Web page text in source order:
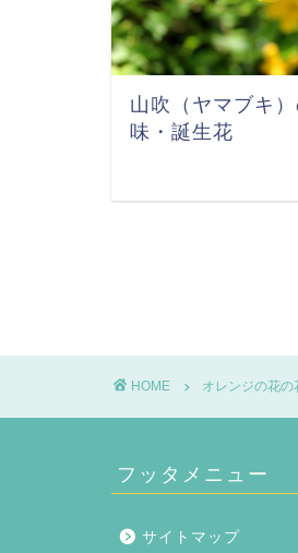
山吹（ヤマブキ
味・誕生花
HOME オレンジの花の
フッタメニュー
サイトマップ